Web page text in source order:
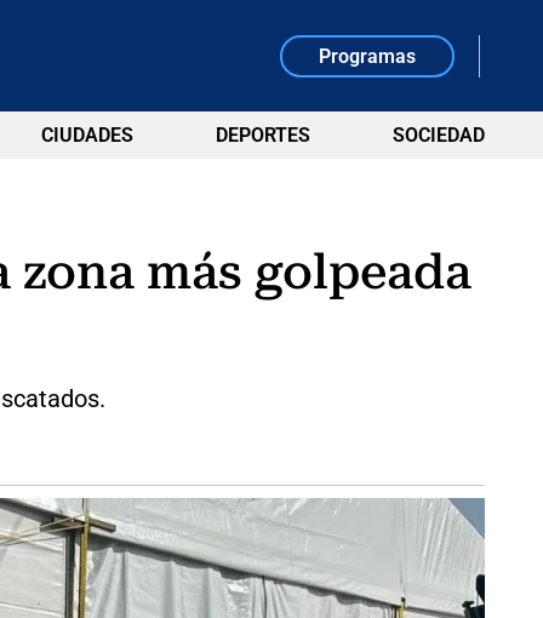
Programas
CIUDADES DEPORTES SOCIEDAD
más golpeada